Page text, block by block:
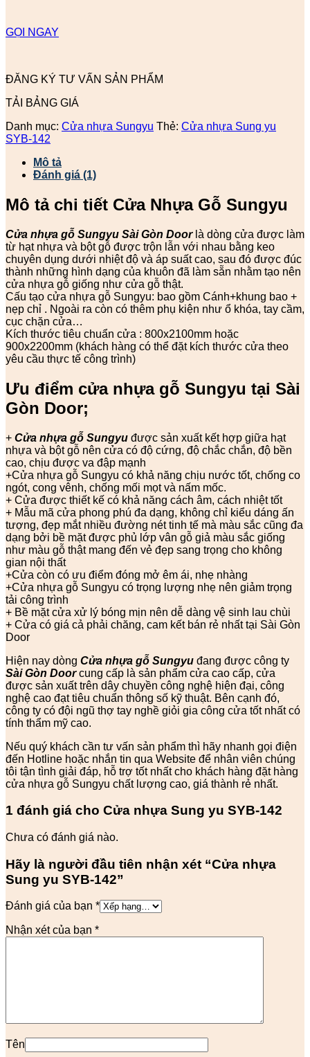
GỌI NGAY
ĐĂNG KÝ TƯ VẤN SẢN PHẨM
TẢI BẢNG GIÁ
Danh mục: Cửa nhựa Sungyu Thẻ: Cửa nhựa Sung yu
SYB-142
Mô tả
Đánh giá (1)
Mô tả chi tiết Cửa Nhựa Gỗ Sungyu
Cửa nhựa gỗ Sungyu Sài Gòn Doorlà dòng cửa được làm
từ hạt nhựa và bột gỗ được trộn lẫn với nhau bằng keo
chuyên dụng dưới nhiệt độ và áp suất cao, sau đó được đúc
thành những hình dạng của khuôn đã làm sẵn nhằm tạo nên
cửa nhựa gỗ giống như cửa gỗ thật.
Cấu tạo cửa nhựa gỗ Sungyu: bao gồm Cánh+khung bao +
nẹp chỉ . Ngoài ra còn có thêm phụ kiện như ổ khóa, tay cầm,
cục chặn cửa…
Kích thước tiêu chuẩn cửa : 800x2100mm hoặc
900x2200mm (khách hàng có thể đặt kích thước cửa theo
yêu cầu thực tế công trình)
Ưu điểm cửa nhựa gỗ Sungyu tại Sài
Gòn Door;
+ Cửa nhựa gỗ Sungyu được sản xuất kết hợp giữa hạt
nhựa và bột gỗ nên cửa có độ cứng, độ chắc chắn, độ bền
cao, chịu được va đập mạnh
+Cửa nhựa gỗ Sungyu có khả năng chịu nước tốt, chống co
ngót, cong vênh, chống mối mọt và nấm mốc.
+ Cửa được thiết kế có khả năng cách âm, cách nhiệt tốt
+ Mẫu mã cửa phong phú đa dạng, không chỉ kiểu dáng ấn
tượng, đẹp mắt nhiều đường nét tinh tế mà màu sắc cũng đa
dạng bởi bề mặt được phủ lớp vân gỗ giả màu sắc giống
như màu gỗ thật mang đến vẻ đẹp sang trọng cho không
gian nội thất
+Cửa còn có ưu điểm đóng mở êm ái, nhẹ nhàng
+Cửa nhựa gỗ Sungyu có trọng lượng nhẹ nên giảm trọng
tải công trình
+ Bề mặt cửa xử lý bóng mịn nên dễ dàng vệ sinh lau chùi
+ Cửa có giá cả phải chăng, cam kết bán rẻ nhất tại Sài Gòn
Door
Hiện nay dòng Cửa nhựa gỗ Sungyu đang được công ty
Sài Gòn Doorcung cấp là sản phẩm cửa cao cấp, cửa
được sản xuất trên dây chuyền công nghệ hiện đại, công
nghệ cao đạt tiêu chuẩn thông số kỹ thuật. Bên cạnh đó,
công ty có đội ngũ thợ tay nghề giỏi gia công cửa tốt nhất có
tính thẩm mỹ cao.
Nếu quý khách cần tư vấn sản phẩm thì hãy nhanh gọi điện
đến Hotline hoặc nhắn tin qua Website để nhân viên chúng
tôi tận tình giải đáp, hỗ trợ tốt nhất cho khách hàng đặt hàng
cửa nhựa gỗ Sungyu chất lượng cao, giá thành rẻ nhất.
1 đánh giá cho Cửa nhựa Sung yu SYB-142
Chưa có đánh giá nào.
Hãy là người đầu tiên nhận xét “Cửa nhựa
Sung yu SYB-142”
Đánh giá của bạn *
Nhận xét của bạn *
Tên